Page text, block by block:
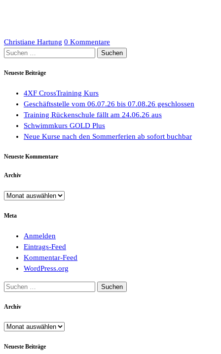
Christiane Hartung 0 Kommentare
Suchen
Neueste Beiträge
4XF CrossTraining Kurs
Geschäftsstelle vom 06.07.26 bis 07.08.26 geschlossen
Training Rückenschule fällt am 24.06.26 aus
Schwimmkurs GOLD Plus
Neue Kurse nach den Sommerferien ab sofort buchbar
Neueste Kommentare
Archiv
Archiv
Meta
Anmelden
Eintrags-Feed
Kommentar-Feed
WordPress.org
Suchen
Archiv
Archiv
Neueste Beiträge